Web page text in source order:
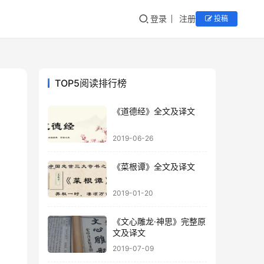
登录 注册 投稿
TOP5阅读排行榜
《道德经》全文及译文
2019-06-26
《菜根谭》全文及译文
2019-01-20
《文心雕龙·神思》完整原
文及译文
2019-07-09